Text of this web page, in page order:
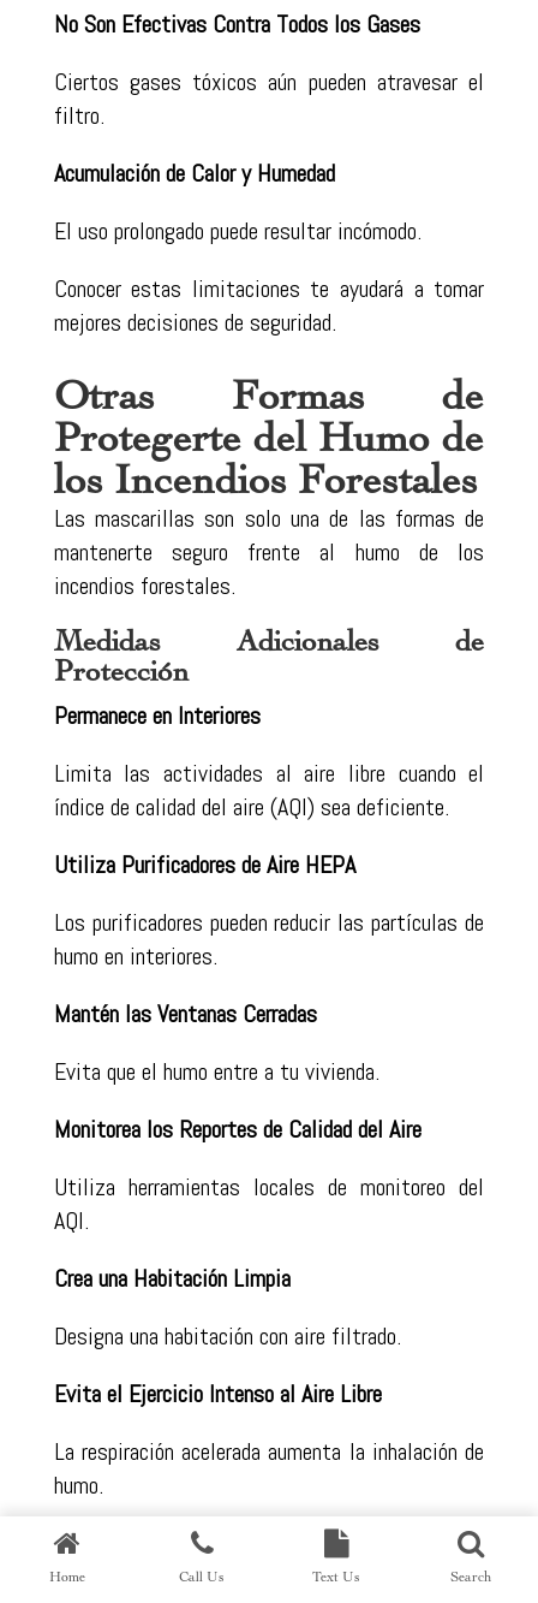
No Son Efectivas Contra Todos los Gases
Ciertos gases tóxicos aún pueden atravesar el
filtro.
Acumulación de Calor y Humedad
El uso prolongado puede resultar incómodo.
Conocer estas limitaciones te ayudará a tomar
mejores decisiones de seguridad.
Otras Formas de
Protegerte del Humo de
los Incendios Forestales
Las mascarillas son solo una de las formas de
mantenerte seguro frente al humo de los
incendios forestales.
Medidas Adicionales de
Protección
Permanece en Interiores
Limita las actividades al aire libre cuando el
índice de calidad del aire (AQI) sea deficiente.
Utiliza Purificadores de Aire HEPA
Los purificadores pueden reducir las partículas de
humo en interiores.
Mantén las Ventanas Cerradas
Evita que el humo entre a tu vivienda.
Monitorea los Reportes de Calidad del Aire
Utiliza herramientas locales de monitoreo del
AQI.
Crea una Habitación Limpia
Designa una habitación con aire filtrado.
Evita el Ejercicio Intenso al Aire Libre
La respiración acelerada aumenta la inhalación de
humo.
Sigue las Órdenes de Evacuación
Home Call Us Text Us Search